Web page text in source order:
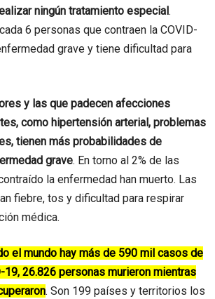
ningún tratamiento especial .
6 personas que contraen la COVID-
grave y tiene dificultad para
y las que padecen afecciones
como hipertensión arterial, problemas
tienen más probabilidades de
grave. En torno al 2% de las
la enfermedad han muerto. Las
fiebre, tos y dificultad para respirar
médica.
el mundo hay más de 590 mil casos de
19, 26.826 personas murieron mientras
. Son 199 países y territorios los